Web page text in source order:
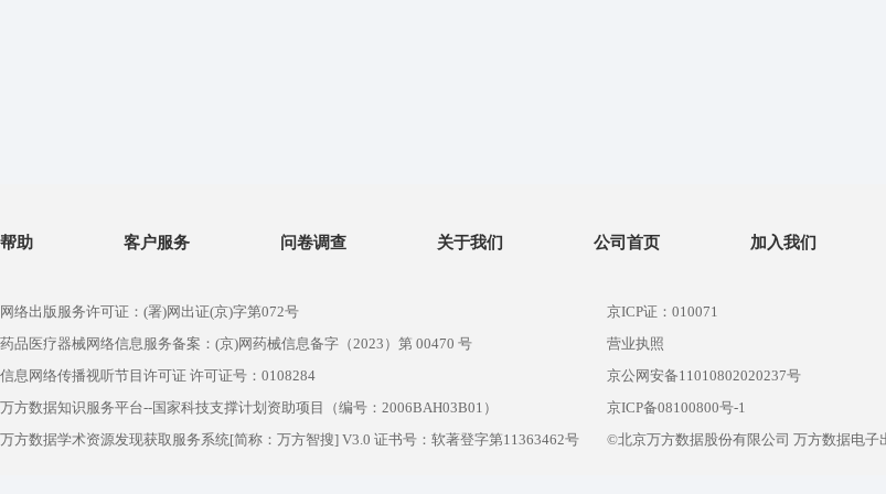
帮助 客户服务 问卷调查 关于我们 公司首页 加入我们
网络出版服务许可证：(署)网出证(京)字第072号
药品医疗器械网络信息服务备案：(京)网药械信息备字（2023）第 00470 号
信息网络传播视听节目许可证 许可证号：0108284
万方数据知识服务平台--国家科技支撑计划资助项目（编号：2006BAH03B01）
万方数据学术资源发现获取服务系统[简称：万方智搜] V3.0 证书号：软著登字第11363462号
京ICP证：010071
营业执照
京公网安备11010802020237号
京ICP备08100800号-1
©北京万方数据股份有限公司 万方数据电子